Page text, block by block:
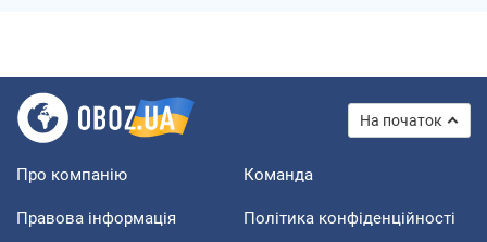
На початок
Про компанію Команда
Правова інформація Політика конфіденційності